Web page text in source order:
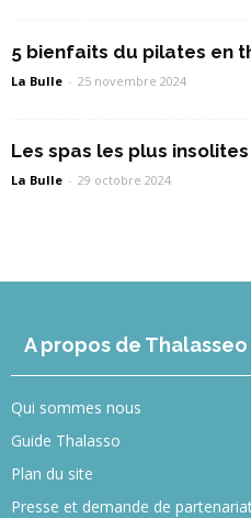
5 bienfaits du pilates en
La Bulle - 25 novembre 2024
Les spas les plus
La Bulle - 29 octobre 2024
A propos de Thalasseo
Qui sommes nous
Guide Thalasso
Plan du site
Presse et demande de